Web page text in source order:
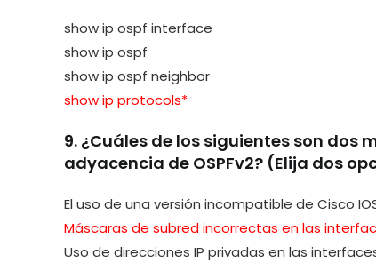
show ip ospf interface
show ip ospf
show ip ospf neighbor
show ip protocols*
9. ¿Cuáles de los siguientes son
adyacencia de OSPFv2? (Elija dos
El uso de una versión incompatible de Cisco
Máscaras de subred incorrectas en las
Uso de direcciones IP privadas en las